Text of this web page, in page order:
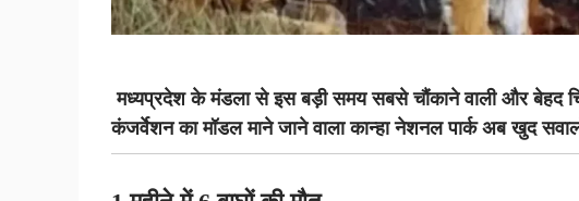
मध्यप्रदेश के मंडला से इस बड़ी समय सबसे चौंकाने वाली और बेहद
कंजर्वेशन का मॉडल माने जाने वाला कान्हा नेशनल पार्क अब खुद